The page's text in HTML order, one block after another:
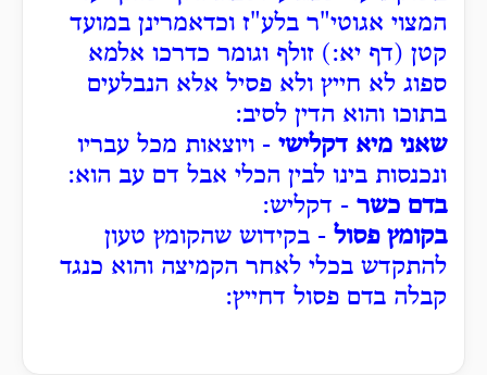
המצוי אגוטי"ר בלע"ז וכדאמרינן במועד
קטן (דף יא:) זולף וגומר כדרכו אלמא
ספוג לא חייץ ולא פסיל אלא הנבלעים
בתוכו והוא הדין לסיב:
שאני מיא דקלישי - ויוצאות מכל עבריו
ונכנסות בינו לבין הכלי אבל דם עב הוא:
בדם כשר - דקליש:
בקומץ פסול - בקידוש שהקומץ טעון
להתקדש בכלי לאחר הקמיצה והוא כנגד
קבלה בדם פסול דחייץ: